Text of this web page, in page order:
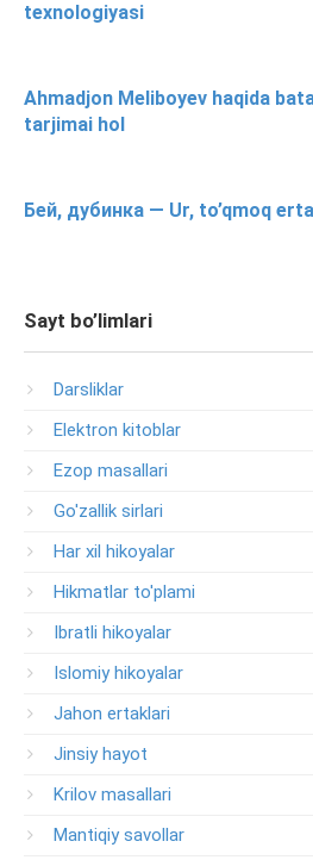
texnologiyasi
Ahmadjon Meliboyev haqida
tarjimai hol
Бей, дубинка — Ur, to’qmoq
Sayt bo’limlari
Darsliklar
Elektron kitoblar
Ezop masallari
Go'zallik sirlari
Har xil hikoyalar
Hikmatlar to'plami
Ibratli hikoyalar
Islomiy hikoyalar
Jahon ertaklari
Jinsiy hayot
Krilov masallari
Mantiqiy savollar